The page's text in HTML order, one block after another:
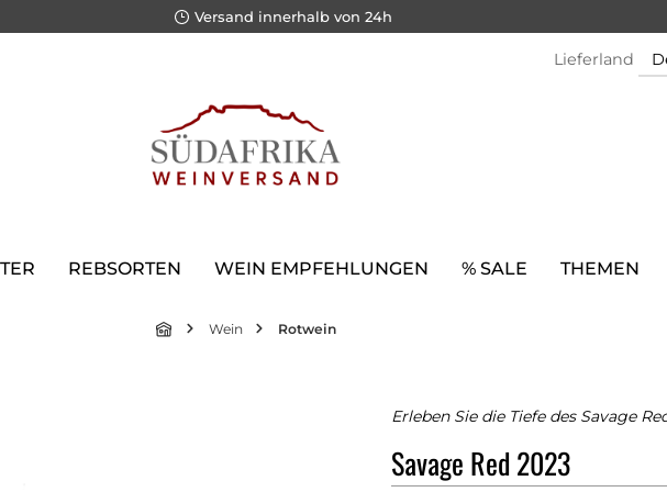
Versand innerhalb von 24h
Lieferland
REBSORTEN WEIN EMPFEHLUNGEN % SALE THEMEN
Wein Rotwein
Erleben Sie die Tiefe des Savage
Savage Red 2023